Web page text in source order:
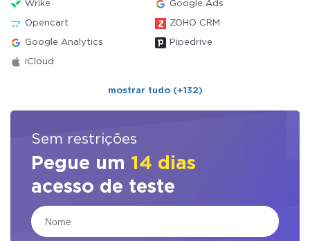
Wrike Google Ads
Opencart ZOHO CRM
Google Analytics Pipedrive
iCloud
mostrar tudo (+132)
Sem restrições
Pegue um 14 dias
acesso de teste